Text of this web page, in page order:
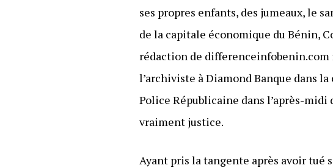
ses propres enfants, des jumeaux, le
de la capitale économique du Bénin,
rédaction de differenceinfobenin.com
l’archiviste à Diamond Banque dans
Police Républicaine dans l’après-
vraiment justice.
Ayant pris la tangente après avoir tué